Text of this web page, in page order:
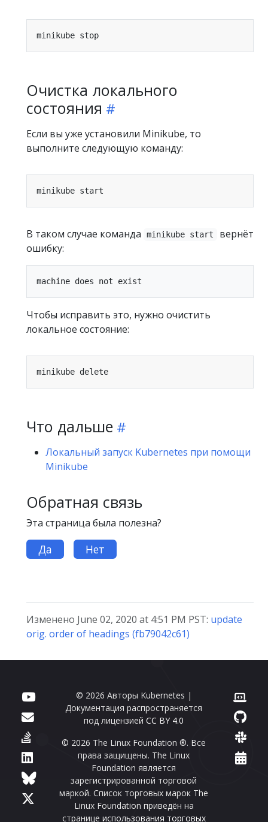
Очистка локального
состояния
Если вы уже установили Minikube, то
выполните следующую команду:
В таком случае команда minikube start
вернёт
ошибку:
Чтобы исправить это, нужно очистить
локальное состояние:
Что дальше
Локальный запуск Kubernetes при помощи
Minikube
Обратная связь
Эта страница была полезна?
Да Нет
Изменено June 02, 2020 at 4:51 PM PST: update
orig. order of headings (fb79042c61)
© 2026 Авторы Kubernetes |
Документация распространяется
под лицензиейCC BY 4.0
© 2026 The Linux Foundation ®. Все
права защищены. The Linux
Foundation является
зарегистрированной торговой
маркой. Список торговых марок The
Linux Foundation приведён на
странице использования торговых